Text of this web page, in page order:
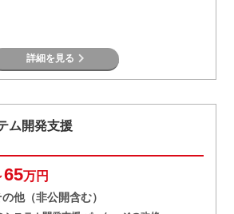
詳細を見る
ム開発支援
65万円
他（非公開含む）